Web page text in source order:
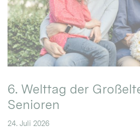
6. Welttag der
Senioren
24. Juli 2026